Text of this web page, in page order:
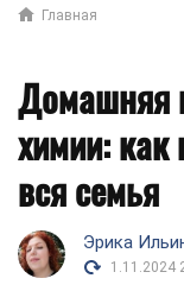
Главная
Домашняя
химии: как
вся семья
Эрика
1.11.2024